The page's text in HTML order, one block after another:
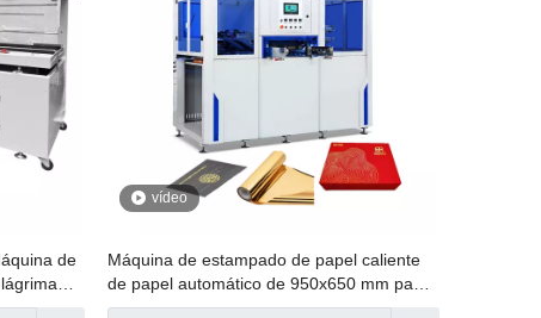
de
borde
vídeo
Máquina de estampado de papel caliente
de papel automático de 950x650 mm para
embalaje de caja JXZC-95